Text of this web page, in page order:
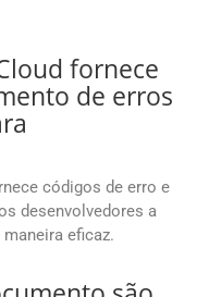
fornece
de erros
códigos de erro e
desenvolvedores a
eficaz.